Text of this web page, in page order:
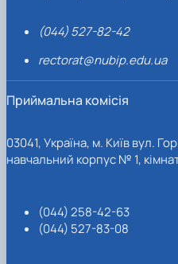
(044) 527-82-42
rectorat@nubip.edu.ua
Приймальна комісія
03041, Україна, м. Київ вул.
навчальний корпус № 1,
(044) 258-42-63
(044) 527-83-08